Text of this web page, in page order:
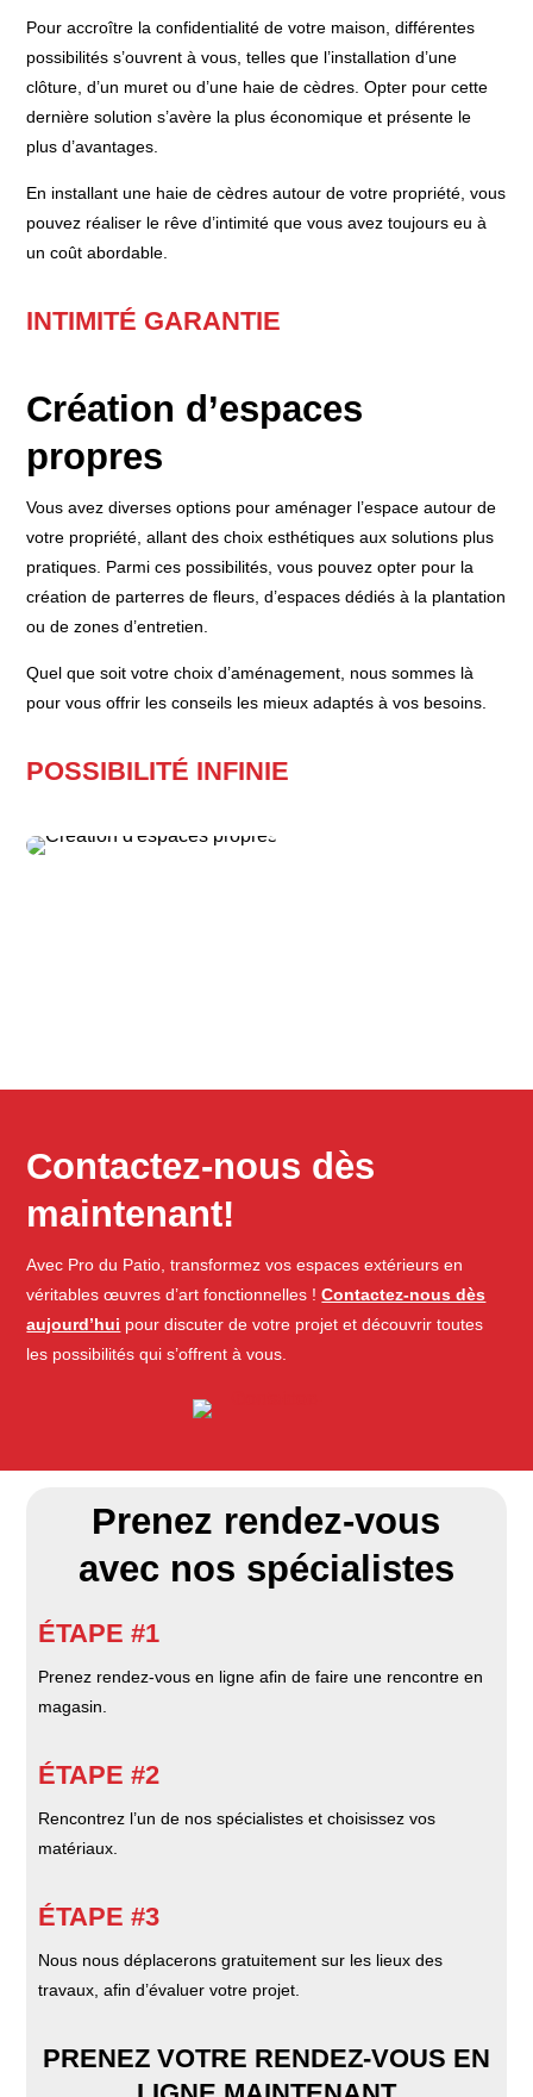
Pour accroître la confidentialité de votre maison, différentes
possibilités s’ouvrent à vous, telles que l’installation d’une
clôture, d’un muret ou d’une haie de cèdres. Opter pour cette
dernière solution s’avère la plus économique et présente le
plus d’avantages.
En installant une haie de cèdres autour de votre propriété, vous
pouvez réaliser le rêve d’intimité que vous avez toujours eu à
un coût abordable.
INTIMITÉ GARANTIE
Création d’espaces
propres
Vous avez diverses options pour aménager l’espace autour de
votre propriété, allant des choix esthétiques aux solutions plus
pratiques. Parmi ces possibilités, vous pouvez opter pour la
création de parterres de fleurs, d’espaces dédiés à la plantation
ou de zones d’entretien.
Quel que soit votre choix d’aménagement, nous sommes là
pour vous offrir les conseils les mieux adaptés à vos besoins.
POSSIBILITÉ INFINIE
Contactez-nous dès
maintenant!
Avec Pro du Patio, transformez vos espaces extérieurs en
véritables œuvres d’art fonctionnelles !Contactez-nous dès
aujourd’hui pour discuter de votre projet et découvrir toutes
les possibilités qui s’offrent à vous.
Prenez rendez-vous
avec nos spécialistes
ÉTAPE #1
Prenez rendez-vous en ligne afin de faire une rencontre en
magasin.
ÉTAPE #2
Rencontrez l’un de nos spécialistes et choisissez vos
matériaux.
ÉTAPE #3
Nous nous déplacerons gratuitement sur les lieux des
travaux, afin d’évaluer votre projet.
PRENEZ VOTRE RENDEZ-VOUS EN